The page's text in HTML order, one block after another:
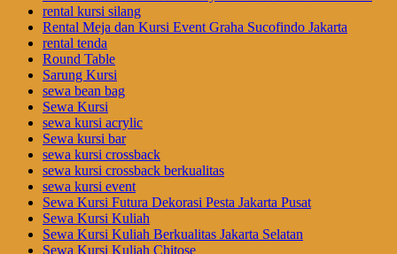
rental kursi silang
Rental Meja dan Kursi Event Graha Sucofindo Jakarta
rental tenda
Round Table
Sarung Kursi
sewa bean bag
Sewa Kursi
sewa kursi acrylic
Sewa kursi bar
sewa kursi crossback
sewa kursi crossback berkualitas
sewa kursi event
Sewa Kursi Futura Dekorasi Pesta Jakarta Pusat
Sewa Kursi Kuliah
Sewa Kursi Kuliah Berkualitas Jakarta Selatan
Sewa Kursi Kuliah Chitose